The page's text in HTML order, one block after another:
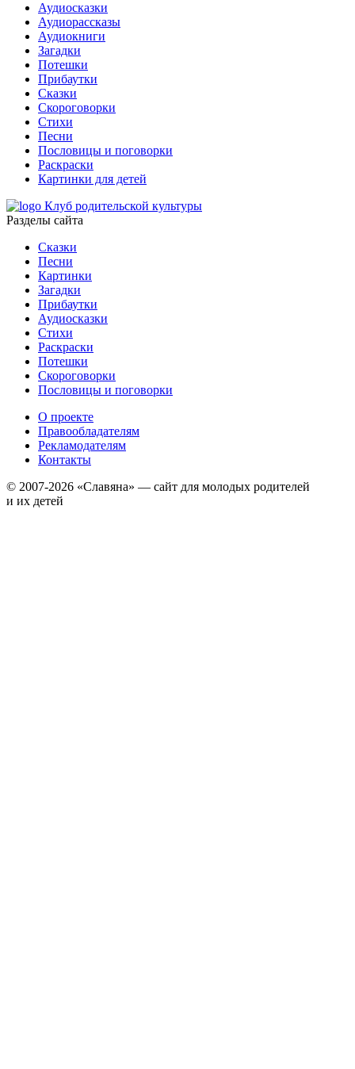
Аудиосказки
Аудиорассказы
Аудиокниги
Загадки
Потешки
Прибаутки
Сказки
Скороговорки
Стихи
Песни
Пословицы и поговорки
Раскраски
Картинки для детей
Клуб родительской культуры
Разделы сайта
Сказки
Песни
Картинки
Загадки
Прибаутки
Аудиосказки
Стихи
Раскраски
Потешки
Скороговорки
Пословицы и поговорки
О проекте
Правообладателям
Рекламодателям
Контакты
© 2007-2026 «Славяна» — сайт для молодых родителей
и их детей